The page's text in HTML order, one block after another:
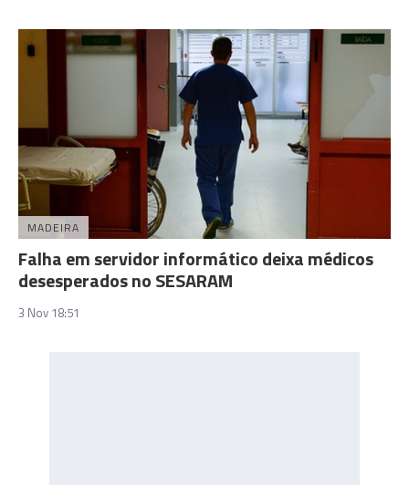
MADEIRA
Falha em servidor informático deixa médicos
desesperados no SESARAM
3 Nov 18:51